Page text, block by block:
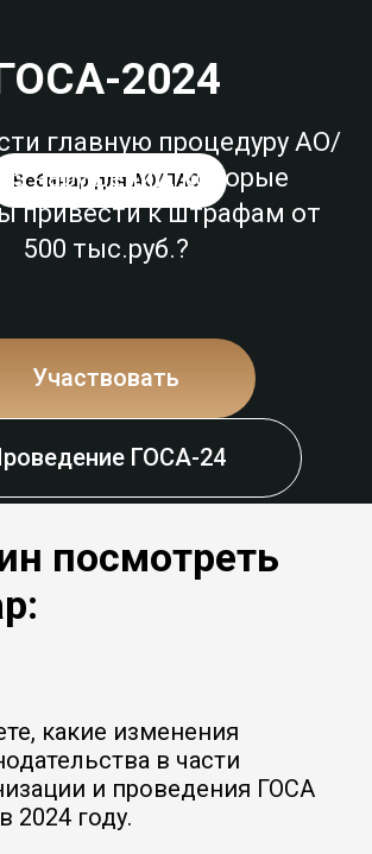
2024
главную процедуру АО/
нарушений, которые
привести к штрафам от
500 тыс.руб.?
Участвовать
ГОСА-24
Вебинар для АО/ПАО
посмотреть
какие изменения
в части
и проведения ГОСА
2024 году.